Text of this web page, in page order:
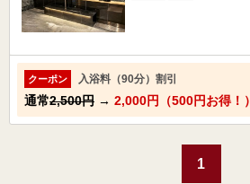
クーポン 入浴料（90分）割引
通常2,500円 → 2,000円（500円お得！）
1